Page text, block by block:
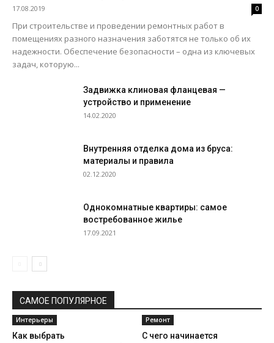
17.08.2019 0
При строительстве и проведении ремонтных работ в
помещениях разного назначения заботятся не только об их
надежности. Обеспечение безопасности – одна из ключевых
задач, которую...
Задвижка клиновая фланцевая —
устройство и применение
14.02.2020
Внутренняя отделка дома из бруса:
материалы и правила
02.12.2020
Однокомнатные квартиры: самое
востребованное жилье
17.09.2021
САМОЕ ПОПУЛЯРНОЕ
Интерьеры
Как выбрать
Ремонт
С чего начинается